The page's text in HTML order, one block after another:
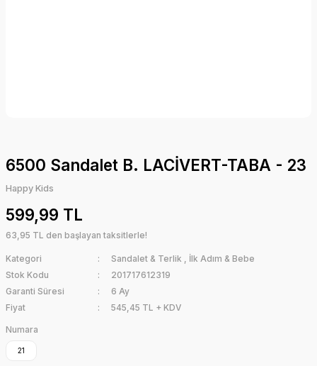
6500 Sandalet B. LACİVERT-TABA - 23
Happy Kids
599,99 TL
63,95 TL den başlayan taksitlerle!
Kategori Sandalet & Terlik , İlk Adım & Bebe
Stok Kodu
201717612319
Garanti Süresi
6 Ay
Fiyat
545,45 TL + KDV
Numara
21